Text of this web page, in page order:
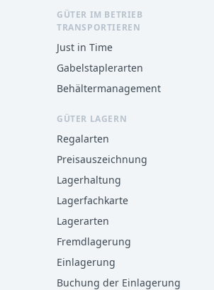
GÜTER IM BETRIEB
TRANSPORTIEREN
Just in Time
Gabelstaplerarten
Behältermanagement
GÜTER LAGERN
Regalarten
Preisauszeichnung
Lagerhaltung
Lagerfachkarte
Lagerarten
Fremdlagerung
Einlagerung
Buchung der Einlagerung